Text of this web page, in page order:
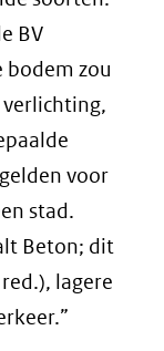
BV
bodem zou
voor
stad.
Beton; dit
lagere